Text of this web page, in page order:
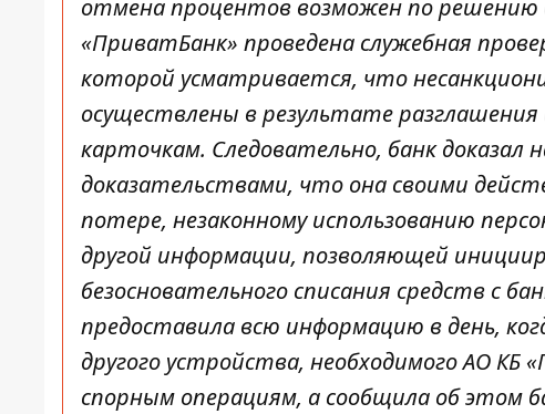
отмена процентов возможен по решению
«ПриватБанк» проведена служебная
которой усматривается, что
осуществлены в результате
карточкам. Следовательно, банк
доказательствами, что она своими
потере, незаконному использованию
другой информации, позволяющей
безосновательного списания средств с
предоставила всю информацию в день,
другого устройства, необходимого АО КБ
спорным операциям, а сообщила об этом